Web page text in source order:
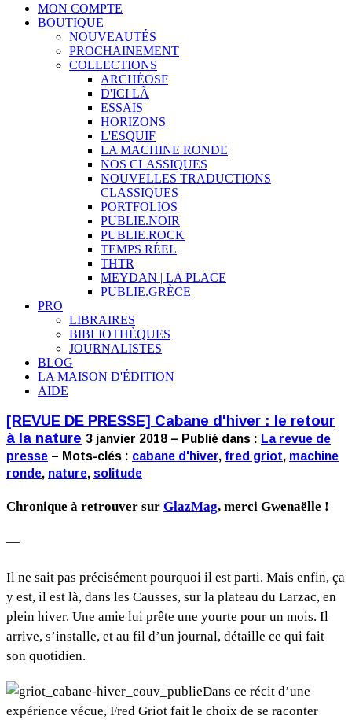
MON COMPTE
BOUTIQUE
NOUVEAUTÉS
PROCHAINEMENT
COLLECTIONS
ARCHÉOSF
D'ICI LÀ
ESSAIS
HORIZONS
L'ESQUIF
LA MACHINE RONDE
NOS CLASSIQUES
NOUVELLES TRADUCTIONS
CLASSIQUES
PORTFOLIOS
PUBLIE.NOIR
PUBLIE.ROCK
TEMPS RÉEL
THTR
MEYDAN | LA PLACE
PUBLIE.GRÈCE
PRO
LIBRAIRES
BIBLIOTHÈQUES
JOURNALISTES
BLOG
LA MAISON D'ÉDITION
AIDE
[REVUE DE PRESSE] Cabane d'hiver : le retour
à la nature 3 janvier 2018 – Publié dans : La revue de
presse – Mots-clés : cabane d'hiver, fred griot, machine
ronde, nature, solitude
Chronique à retrouver sur GlazMag, merci Gwenaëlle !
—
Il ne sait pas précisément pourquoi il est parti. Mais enfin, ça
y est, il est là, dans les Causses, sur la plateau du Larzac, en
plein hiver. Une amie lui prête une yourte pour un mois. Il
arrive, s’installe, et au fil d’un journal, détaille ce qui fait
son quotidien.
Dans ce récit d’une
expérience vécue, Fred Griot fait le choix de se raconter